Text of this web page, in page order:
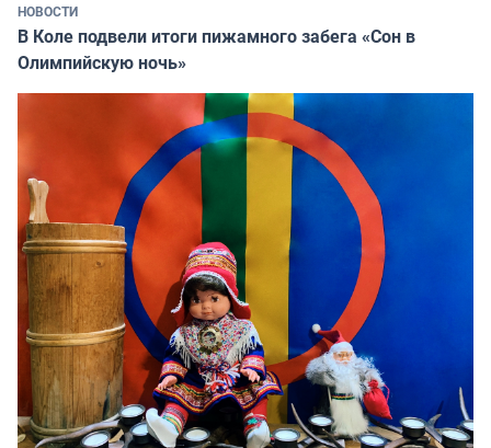
НОВОСТИ
В Коле подвели итоги пижамного забега «Сон в
Олимпийскую ночь»